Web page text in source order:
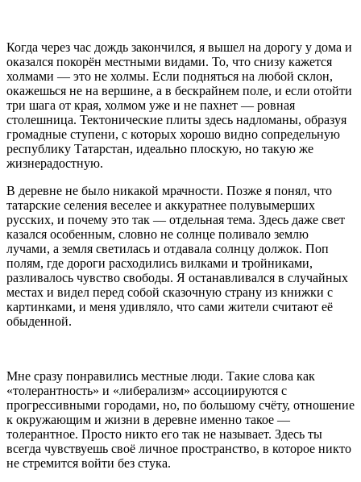
Когда через час дождь закончился, я вышел на дорогу у дома и
оказался покорён местными видами. То, что снизу кажется
холмами — это не холмы. Если подняться на любой склон,
окажешься не на вершине, а в бескрайнем поле, и если отойти
три шага от края, холмом уже и не пахнет — ровная
столешница. Тектонические плиты здесь надломаны, образуя
громадные ступени, с которых хорошо видно сопредельную
республику Татарстан, идеально плоскую, но такую же
жизнерадостную.
В деревне не было никакой мрачности. Позже я понял, что
татарские селения веселее и аккуратнее полувымерших
русских, и почему это так — отдельная тема. Здесь даже свет
казался особенным, словно не солнце поливало землю
лучами, а земля светилась и отдавала солнцу должок. Поп
полям, где дороги расходились вилками и тройниками,
разливалось чувство свободы. Я останавливался в случайных
местах и видел перед собой сказочную страну из книжки с
картинками, и меня удивляло, что сами жители считают её
обыденной.
Мне сразу понравились местные люди. Такие слова как
«толерантность» и «либерализм» ассоциируются с
прогрессивными городами, но, по большому счёту, отношение
к окружающим и жизни в деревне именно такое —
толерантное. Просто никто его так не называет. Здесь ты
всегда чувствуешь своё личное пространство, в которое никто
не стремится войти без стука.